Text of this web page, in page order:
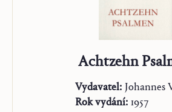
Achtzehn
Vydavatel: Johannes
Rok vydání: 1957